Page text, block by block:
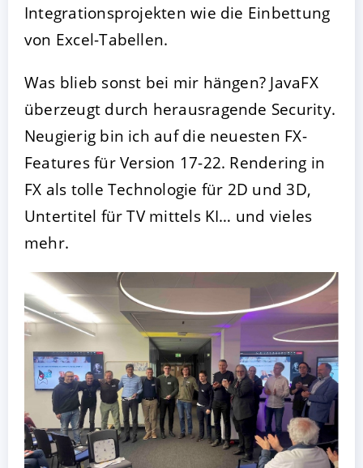
Integrationsprojekten wie die Einbettung
von Excel-Tabellen.
Was blieb sonst bei mir hängen? JavaFX
überzeugt durch herausragende Security.
Neugierig bin ich auf die neuesten FX-
Features für Version 17-22. Rendering in
FX als tolle Technologie für 2D und 3D,
Untertitel für TV mittels KI… und vieles
mehr.